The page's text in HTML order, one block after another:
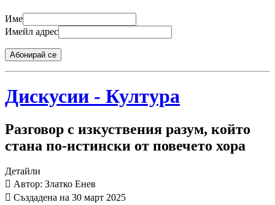
Име
Имейл адрес
Абонирай се
Дискусии - Култура
Разговор с изкуствения разум, който
стана по-истински от повечето хора
Детайли
Автор: Златко Енев
Създадена на 30 март 2025